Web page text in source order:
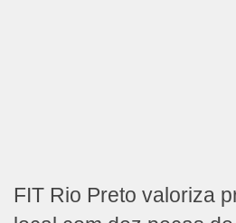
FIT Rio Preto valoriza